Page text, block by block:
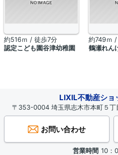
約516ｍ / 徒歩7分
認定こども園谷津幼稚園
約749ｍ
鶴瀬れん
LIXIL不動産ショ
〒353-0004 埼玉県志木市本町５
お問い合わせ
営業時間 10：